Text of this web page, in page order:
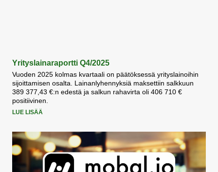
Yrityslainaraportti Q4/2025
Vuoden 2025 kolmas kvartaali on päätöksessä yrityslainoihin
sijoittamisen osalta. Lainanlyhennyksiä maksettiin salkkuun
389 377,43 €:n edestä ja salkun rahavirta oli 406 710 €
positiivinen.
LUE LISÄÄ